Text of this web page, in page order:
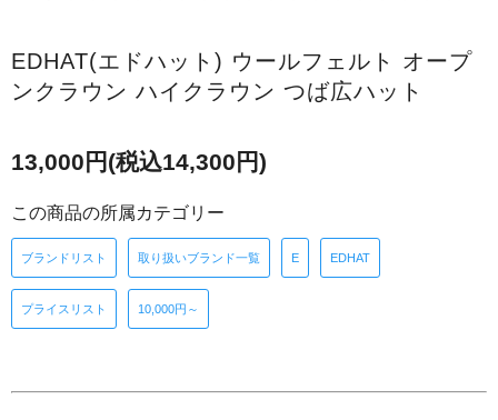
EDHAT(エドハット) ウールフェルト オープ
ンクラウン ハイクラウン つば広ハット
13,000円(税込14,300円)
この商品の所属カテゴリー
ブランドリスト 取り扱いブランド一覧 E EDHAT
プライスリスト 10,000円～